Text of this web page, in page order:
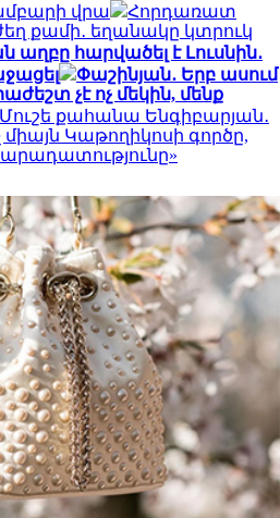
վրա
Հորդառատ
քամի․ եղանակը կտրուկ
աղբը հարվածել է Լուսնին․
Փաշինյան․ Երբ ասում
չէ ոչ մեկին, մենք
քահանա Ենգիբարյան․
միայն Կաթողիկոսի գործը,